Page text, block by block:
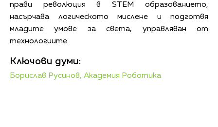
прави революция в STEM образованието,
насърчава логическото мислене и подготвя
младите умове за света, управляван от
технологиите.
Ключови думи:
Борислав Русинов, Академия Роботика